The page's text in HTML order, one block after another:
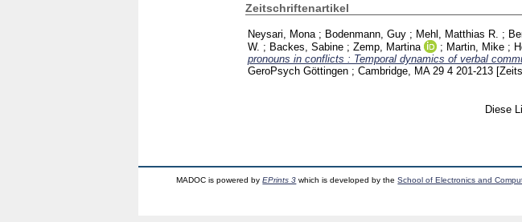
Zeitschriftenartikel
Neysari, Mona ; Bodenmann, Guy ; Mehl, Matthias R. ;
W. ; Backes, Sabine ; Zemp, Martina ; Martin, Mike ;
pronouns in conflicts : Temporal dynamics of verbal
GeroPsych Göttingen ; Cambridge, MA 29 4 201-213
Diese
MADOC is powered byEPrints 3 which is developed by theSchool of Electronics and